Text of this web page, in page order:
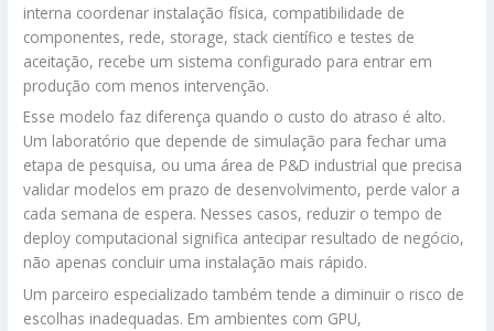
interna coordenar instalação física, compatibilidade de
componentes, rede, storage, stack científico e testes de
aceitação, recebe um sistema configurado para entrar em
produção com menos intervenção.
Esse modelo faz diferença quando o custo do atraso é alto.
Um laboratório que depende de simulação para fechar uma
etapa de pesquisa, ou uma área de P&D industrial que precisa
validar modelos em prazo de desenvolvimento, perde valor a
cada semana de espera. Nesses casos, reduzir o tempo de
deploy computacional significa antecipar resultado de negócio,
não apenas concluir uma instalação mais rápido.
Um parceiro especializado também tende a diminuir o risco de
escolhas inadequadas. Em ambientes com GPU,